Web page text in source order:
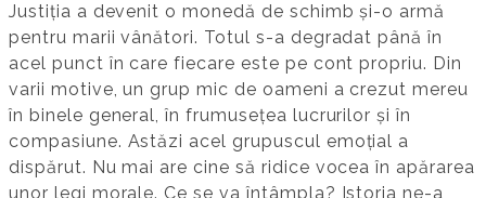
Justiția a devenit o monedă de schimb și-o armă
pentru marii vânători. Totul s-a degradat până în
acel punct în care fiecare este pe cont propriu. Din
varii motive, un grup mic de oameni a crezut mereu
în binele general, în frumusețea lucrurilor și în
compasiune. Astăzi acel grupuscul emoțial a
dispărut. Nu mai are cine să ridice vocea în apărarea
unor legi morale. Ce se va întâmpla? Istoria ne-a